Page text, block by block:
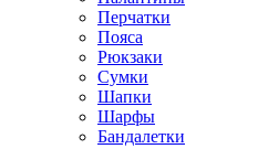
Перчатки
Пояса
Рюкзаки
Сумки
Шапки
Шарфы
Бандалетки